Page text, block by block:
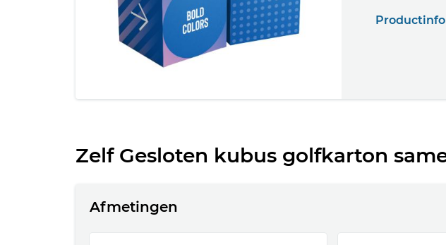
Zelf Gesloten kubus golfkarton
Afmetingen